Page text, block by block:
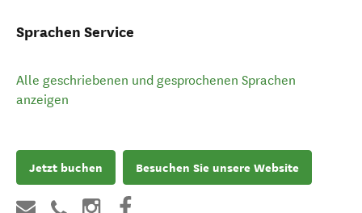
Sprachen Service
Alle geschriebenen und gesprochenen Sprachen
anzeigen
Jetzt buchen Besuchen Sie unsere Website